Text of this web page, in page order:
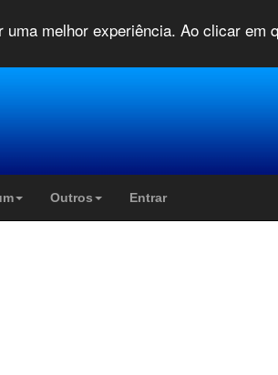
melhor experiência. Ao clicar em
Outros Entrar